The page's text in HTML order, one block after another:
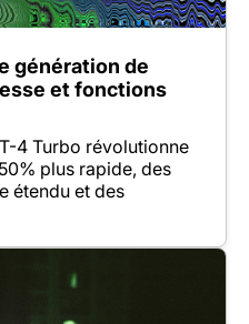
génération de
et fonctions
4 Turbo révolutionne
plus rapide, des
étendu et des